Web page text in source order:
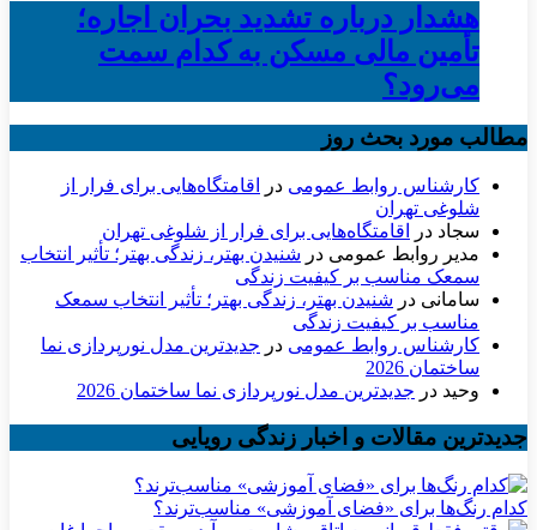
هشدار درباره تشدید بحران اجاره؛
تأمین مالی مسکن به کدام سمت
می‌رود؟
مطالب مورد بحث روز
کارشناس روابط عمومی در
اقامتگاه‌هایی برای فرار از
شلوغی تهران
سجاد در
اقامتگاه‌هایی برای فرار از شلوغی تهران
مدیر روابط عمومی در شنیدن بهتر، زندگی بهتر؛ تأثیر انتخاب
سمعک مناسب بر کیفیت زندگی
سامانی در شنیدن بهتر، زندگی بهتر؛ تأثیر انتخاب سمعک
مناسب بر کیفیت زندگی
کارشناس روابط عمومی در جدیدترین مدل نورپردازی نما
ساختمان 2026
وحید در جدیدترین مدل نورپردازی نما ساختمان 2026
جدیدترین مقالات و اخبار زندگی رویایی
کدام رنگ‌ها برای «فضای آموزشی» مناسب‌ترند؟